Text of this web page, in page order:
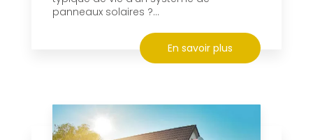
panneaux solaires ?...
En savoir plus